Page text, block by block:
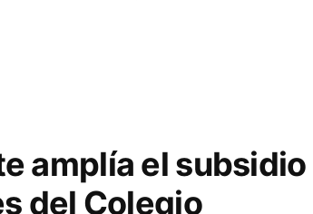
amplía el subsidio
del Colegio